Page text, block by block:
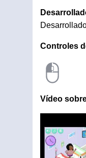
Controles
Vídeo